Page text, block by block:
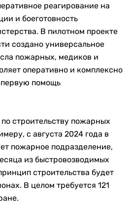
реагирование на
и боеготовность
В пилотном проекте
создано универсальное
пожарных, медиков и
оперативно и комплексно
первую помощь
строительству пожарных
с августа 2024 года в
пожарное подразделение,
из быстровозводимых
строительства будет
В целом требуется 121